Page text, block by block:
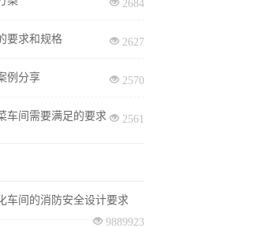
要求和规格 2627
例分享 2570
车间需要满足的要求 2561
车间的消防安全设计要求
9889923